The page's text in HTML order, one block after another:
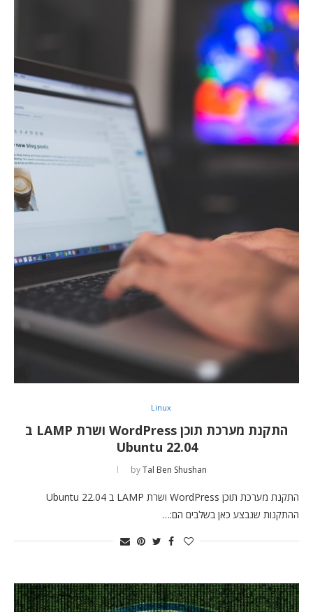
Linux
התקנת מערכת תוכן WordPress ושרת LAMP ב
Ubuntu 22.04
byTal Ben Shushan
התקנת מערכת תוכן WordPress ושרת LAMP ב Ubuntu 22.04
ההתקנות שנבצע כאן בשלבים הם:…